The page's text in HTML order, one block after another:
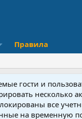
Правила
гости и
все
на временную